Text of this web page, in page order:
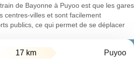
de Bayonne à Puyoo est que les gares
centres-villes et sont facilement
publics, ce qui permet de se déplacer
17 km Puyoo